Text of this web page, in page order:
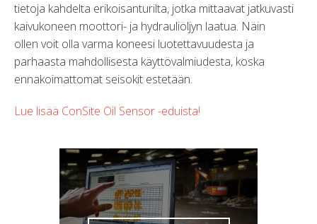
tietoja kahdelta erikoisanturilta, jotka mittaavat jatkuvasti
kaivukoneen moottori- ja hydrauliöljyn laatua. Näin
ollen voit olla varma koneesi luotettavuudesta ja
parhaasta mahdollisesta käyttövalmiudesta, koska
ennakoimattomat seisokit estetään.
Lue lisää ConSite Oil Sensor -eduista!